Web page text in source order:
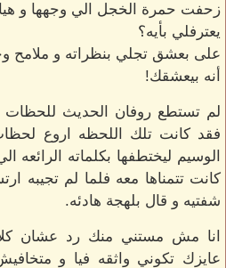
زحفت حمرة الخجل الي وجهها و هيا
يعترفلي بأيه؟
على بعشق تجلي بنظراته و ملامح
أنه بيعشقك!
لم تستطع روفان الحديث
فقد كانت تلك اللحظه اروع
الوسيم ليختطفها بكلماته الرائعه
كانت تتمناها معه فلما لم تجيبه
شفتيه و قال بلهجة هادئه.
انا مش مستني منك رد عشان
عايزك تكوني واثقه فيا و